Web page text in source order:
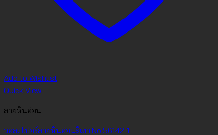
Add to Wishlist
Quick View
ลายหินอ่อน
วอลเปเปอร์ลายหินอ่อนสีเทา No.56142-1